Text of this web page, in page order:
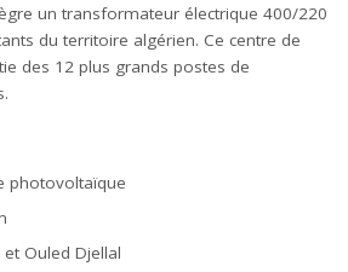
un transformateur électrique 400/220
du territoire algérien. Ce centre de
des 12 plus grands postes de
photovoltaïque
Ouled Djellal